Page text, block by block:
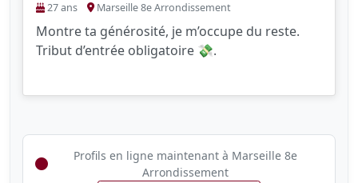
27 ans Marseille 8e Arrondissement
Montre ta générosité, je m’occupe du reste.
Tribut d’entrée obligatoire 💸.
Profils en ligne maintenant à Marseille 8e
Arrondissement